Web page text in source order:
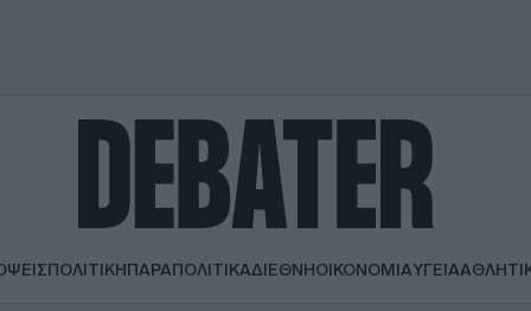
ΠΟΛΙΤΙΚΗΠΑΡΑΠΟΛΙΤΙΚΑΔΙΕΘΝΗΟΙΚΟΝΟΜΙΑΥΓΕΙΑ